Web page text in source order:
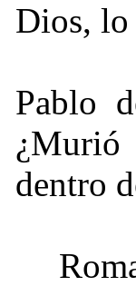
Dios, lo
Pablo
¿Murió
dentro